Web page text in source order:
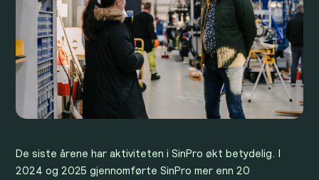
De siste årene har aktiviteten i SinPro økt betydelig. I
2024 og 2025 gjennomførte SinPro mer enn 20